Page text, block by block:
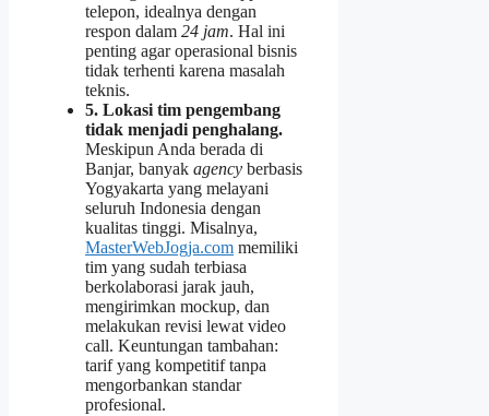
telepon, idealnya dengan
respon dalam 24 jam. Hal ini
penting agar operasional bisnis
tidak terhenti karena masalah
teknis.
5. Lokasi tim pengembang
tidak menjadi penghalang.
Meskipun Anda berada di
Banjar, banyak agency berbasis
Yogyakarta yang melayani
seluruh Indonesia dengan
kualitas tinggi. Misalnya,
MasterWebJogja.com memiliki
tim yang sudah terbiasa
berkolaborasi jarak jauh,
mengirimkan mockup, dan
melakukan revisi lewat video
call. Keuntungan tambahan:
tarif yang kompetitif tanpa
mengorbankan standar
profesional.